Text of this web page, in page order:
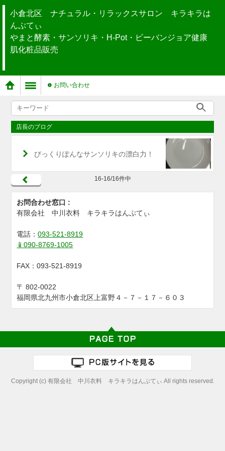
小倉北区 ナチュラル・リラックスサロン キラキラは
んぷてぃ
やまと酵素・サンソリキ・H-Pot・ビーバンジョア健康
肌化粧品販売
お問い合わせ
店長のブログ
びっくりぽんなサンソリキの漂白力！
16-16/16件中
お問合わせ窓口 :
有限会社 中川衣料 キラキラはんぷてぃ
電話：093-521-8919
📱090-8769-1005
FAX：093-521-8919
〒802-0022
福岡県北九州市小倉北区上富野４－７－１７－６０３
Copyright (c) 有限会社 中川衣料 キラキラはんぷてぃ All rights reserved.